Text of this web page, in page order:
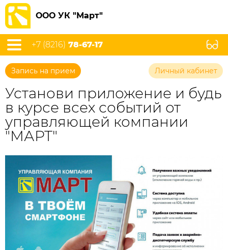
ООО УК "Март"
+7 (8216) 78-67-17
Запись на прием Личный кабинет
Установи приложение и будь
в курсе всех событий от
управляющей компании
"МАРТ"